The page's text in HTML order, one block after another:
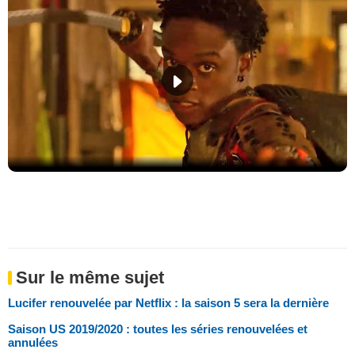
Sur le même sujet
Lucifer renouvelée par Netflix : la saison 5 sera la dernière
Saison US 2019/2020 : toutes les séries renouvelées et
annulées